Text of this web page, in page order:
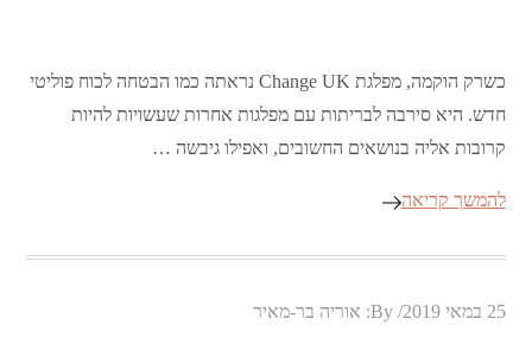
כשרק הוקמה, מפלגת Change UK נראתה כמו הבטחה לכוח פוליטי
חדש. היא סירבה לבריתות עם מפלגות אחרות שעשויות להיות
קרובות אליה בנושאים החשובים, ואפילו גיבשה …
להמשך קריאה
Posted
25 במאי 2019 By: אוריה בר-מאיר